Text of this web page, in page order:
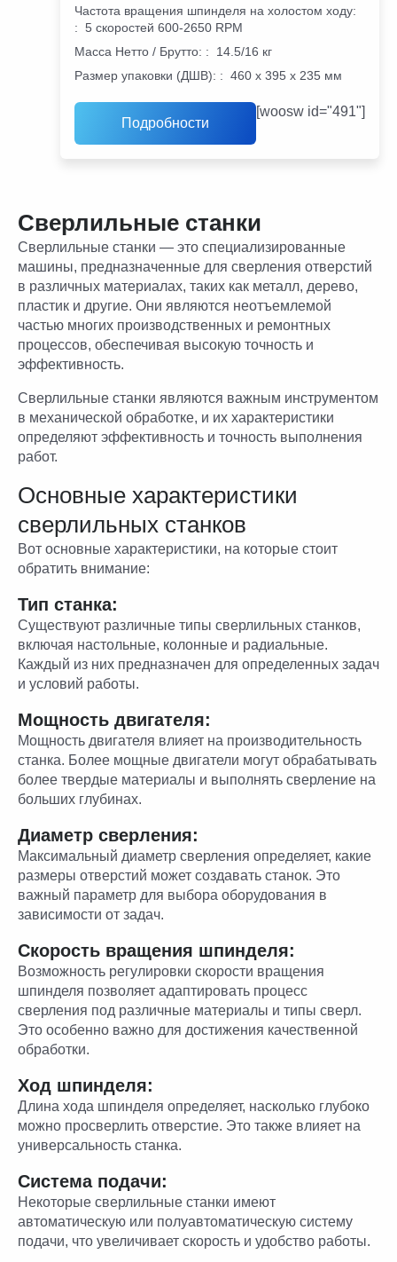
Частота вращения шпинделя на холостом ходу:
: 5 скоростей 600-2650 RPM
Масса Нетто / Брутто: :
14.5/16 кг
Размер упаковки (ДШВ): : 460 х 395 х 235 мм
Подробности
[woosw id="491"]
Сверлильные станки
Сверлильные станки — это специализированные
машины, предназначенные для сверления отверстий
в различных материалах, таких как металл, дерево,
пластик и другие. Они являются неотъемлемой
частью многих производственных и ремонтных
процессов, обеспечивая высокую точность и
эффективность.
Сверлильные станки являются важным инструментом
в механической обработке, и их характеристики
определяют эффективность и точность выполнения
работ.
Основные характеристики
сверлильных станков
Вот основные характеристики, на которые стоит
обратить внимание:
Тип станка:
Существуют различные типы сверлильных станков,
включая настольные, колонные и радиальные.
Каждый из них предназначен для определенных задач
и условий работы.
Мощность двигателя:
Мощность двигателя влияет на производительность
станка. Более мощные двигатели могут обрабатывать
более твердые материалы и выполнять сверление на
больших глубинах.
Диаметр сверления:
Максимальный диаметр сверления определяет, какие
размеры отверстий может создавать станок. Это
важный параметр для выбора оборудования в
зависимости от задач.
Скорость вращения шпинделя:
Возможность регулировки скорости вращения
шпинделя позволяет адаптировать процесс
сверления под различные материалы и типы сверл.
Это особенно важно для достижения качественной
обработки.
Ход шпинделя:
Длина хода шпинделя определяет, насколько глубоко
можно просверлить отверстие. Это также влияет на
универсальность станка.
Система подачи:
Некоторые сверлильные станки имеют
автоматическую или полуавтоматическую систему
подачи, что увеличивает скорость и удобство работы.